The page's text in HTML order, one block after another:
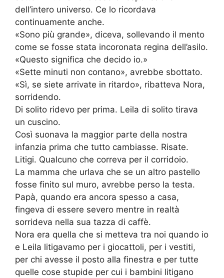
dell’intero universo. Ce lo ricordava
continuamente anche.
«Sono più grande», diceva, sollevando il mento
come se fosse stata incoronata regina dell’asilo.
«Questo significa che decido io.»
«Sette minuti non contano», avrebbe sbottato.
«Sì, se siete arrivate in ritardo», ribatteva Nora,
sorridendo.
Di solito ridevo per prima. Leila di solito tirava
un cuscino.
Così suonava la maggior parte della nostra
infanzia prima che tutto cambiasse. Risate.
Litigi. Qualcuno che correva per il corridoio.
La mamma che urlava che se un altro pastello
fosse finito sul muro, avrebbe perso la testa.
Papà, quando era ancora spesso a casa,
fingeva di essere severo mentre in realtà
sorrideva nella sua tazza di caffè.
Nora era quella che si metteva tra noi quando io
e Leila litigavamo per i giocattoli, per i vestiti,
per chi avesse il posto alla finestra e per tutte
quelle cose stupide per cui i bambini litigano